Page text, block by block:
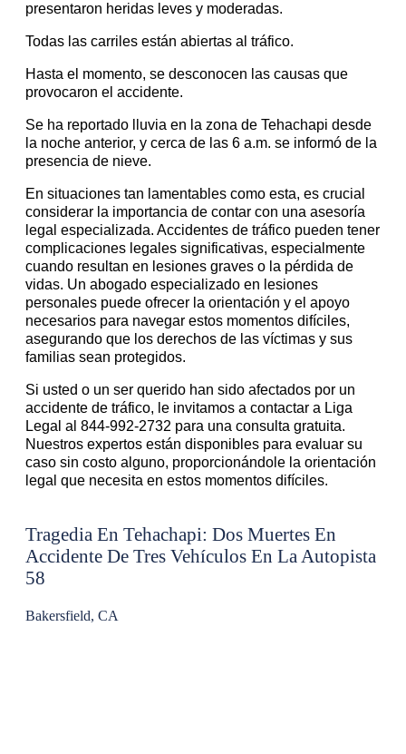
presentaron heridas leves y moderadas.
Todas las carriles están abiertas al tráfico.
Hasta el momento, se desconocen las causas que
provocaron el accidente.
Se ha reportado lluvia en la zona de Tehachapi desde
la noche anterior, y cerca de las 6 a.m. se informó de la
presencia de nieve.
En situaciones tan lamentables como esta, es crucial
considerar la importancia de contar con una asesoría
legal especializada. Accidentes de tráfico pueden tener
complicaciones legales significativas, especialmente
cuando resultan en lesiones graves o la pérdida de
vidas. Un abogado especializado en lesiones
personales puede ofrecer la orientación y el apoyo
necesarios para navegar estos momentos difíciles,
asegurando que los derechos de las víctimas y sus
familias sean protegidos.
Si usted o un ser querido han sido afectados por un
accidente de tráfico, le invitamos a contactar a Liga
Legal al 844-992-2732 para una consulta gratuita.
Nuestros expertos están disponibles para evaluar su
caso sin costo alguno, proporcionándole la orientación
legal que necesita en estos momentos difíciles.
Tragedia En Tehachapi: Dos Muertes En
Accidente De Tres Vehículos En La Autopista
58
Bakersfield, CA